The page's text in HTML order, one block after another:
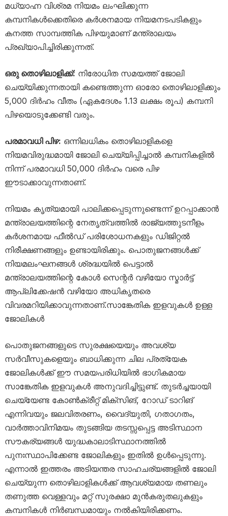
മധ്യാഹ്ന വിശ്രമ നിയമം ലംഘിക്കുന്ന
കമ്പനികൾക്കെതിരെ കർശനമായ നിയമനടപടികളും
കനത്ത സാമ്പത്തിക പിഴയുമാണ് മന്ത്രാലയം
പ്രഖ്യാപിച്ചിരിക്കുന്നത്.
ഒരു തൊഴിലാളിക്ക്: നിരോധിത സമയത്ത് ജോലി
ചെയ്യിക്കുന്നതായി കണ്ടെത്തുന്ന ഓരോ തൊഴിലാളിക്കും
5,000 ദിർഹം വീതം (ഏകദേശം 1.13 ലക്ഷം രൂപ) കമ്പനി
പിഴയൊടുക്കേണ്ടി വരും.
പരമാവധി പിഴ: ഒന്നിലധികം തൊഴിലാളികളെ
നിയമവിരുദ്ധമായി ജോലി ചെയ്യിപ്പിച്ചാൽ കമ്പനികളിൽ
നിന്ന് പരമാവധി 50,000 ദിർഹം വരെ പിഴ
ഈടാക്കാവുന്നതാണ്.
നിയമം കൃത്യമായി പാലിക്കപ്പെടുന്നുണ്ടെന്ന് ഉറപ്പാക്കാൻ
മന്ത്രാലയത്തിന്റെ നേതൃത്വത്തിൽ രാജ്യത്തുടനീളം
കർശനമായ ഫീൽഡ് പരിശോധനകളും ഡിജിറ്റൽ
നിരീക്ഷണങ്ങളും ഉണ്ടായിരിക്കും. പൊതുജനങ്ങൾക്ക്
നിയമലംഘനങ്ങൾ ശ്രദ്ധയിൽ പെട്ടാൽ
മന്ത്രാലയത്തിന്റെ കോൾ സെന്റർ വഴിയോ സ്മാർട്ട്
ആപ്ലിക്കേഷൻ വഴിയോ അധികൃതരെ
വിവരമറിയിക്കാവുന്നതാണ്.സാങ്കേതിക ഇളവുകൾ ഉള്ള
ജോലികൾ
പൊതുജനങ്ങളുടെ സുരക്ഷയെയും അവശ്യ
സർവീസുകളെയും ബാധിക്കുന്ന ചില പ്രത്യേക
ജോലികൾക്ക് ഈ സമയപരിധിയിൽ ഭാഗികമായ
സാങ്കേതിക ഇളവുകൾ അനുവദിച്ചിട്ടുണ്ട്. തുടർച്ചയായി
ചെയ്യേണ്ട കോൺക്രീറ്റ് മിക്സിങ്, റോഡ് ടാറിങ്
എന്നിവയും ജലവിതരണം, വൈദ്യുതി, ഗതാഗതം,
വാർത്താവിനിമയം തുടങ്ങിയ തടസ്സപ്പെട്ട അടിസ്ഥാന
സൗകര്യങ്ങൾ യുദ്ധകാലാടിസ്ഥാനത്തിൽ
പുനഃസ്ഥാപിക്കേണ്ട ജോലികളും ഇതിൽ ഉൾപ്പെടുന്നു.
എന്നാൽ ഇത്തരം അടിയന്തര സാഹചര്യങ്ങളിൽ ജോലി
ചെയ്യുന്ന തൊഴിലാളികൾക്ക് ആവശ്യമായ തണലും
തണുത്ത വെള്ളവും മറ്റ് സുരക്ഷാ മുൻകരുതലുകളും
കമ്പനികൾ നിർബന്ധമായും നൽകിയിരിക്കണം.